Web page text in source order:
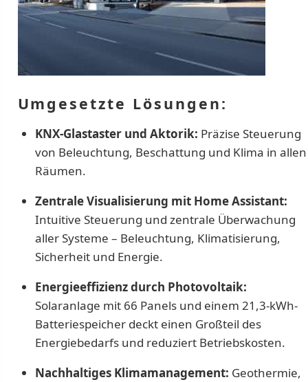
Umgesetzte Lösungen:
KNX-Glastaster und Aktorik: Präzise Steuerung
von Beleuchtung, Beschattung und Klima in allen
Räumen.
Zentrale Visualisierung mit Home Assistant:
Intuitive Steuerung und zentrale Überwachung
aller Systeme – Beleuchtung, Klimatisierung,
Sicherheit und Energie.
Energieeffizienz durch Photovoltaik:
Solaranlage mit 66 Panels und einem 21,3-kWh-
Batteriespeicher deckt einen Großteil des
Energiebedarfs und reduziert Betriebskosten.
Nachhaltiges Klimamanagement: Geothermie,